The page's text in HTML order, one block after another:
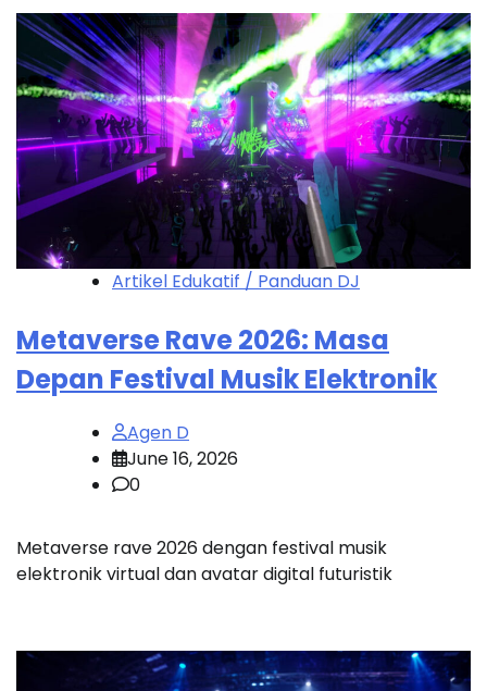
Artikel Edukatif / Panduan DJ
Metaverse Rave 2026: Masa
Depan Festival Musik Elektronik
Agen D
June 16, 2026
0
Metaverse rave 2026 dengan festival musik
elektronik virtual dan avatar digital futuristik